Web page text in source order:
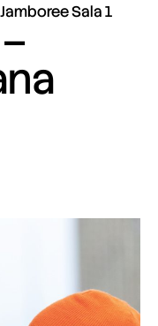
Jamboree Sala 1